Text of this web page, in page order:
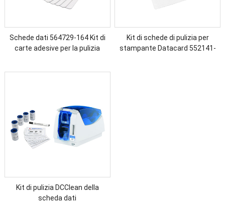
Schede dati 564729-164 Kit di
carte adesive per la pulizia
Kit di schede di pulizia per
stampante Datacard 552141-
Kit di pulizia DCClean della
scheda dati